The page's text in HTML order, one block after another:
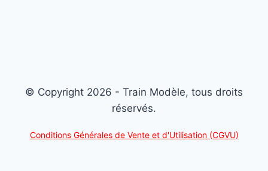
© Copyright 2026 - Train Modèle, tous droits
réservés.
Conditions Générales de Vente et d'Utilisation (CGVU)